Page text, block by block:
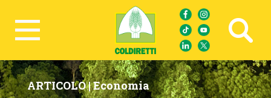
Ricerca avanzata
ARTICOLO |Economia